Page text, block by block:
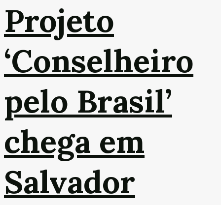
Projeto
‘Conselheiro
pelo Brasil’
chega em
Salvador